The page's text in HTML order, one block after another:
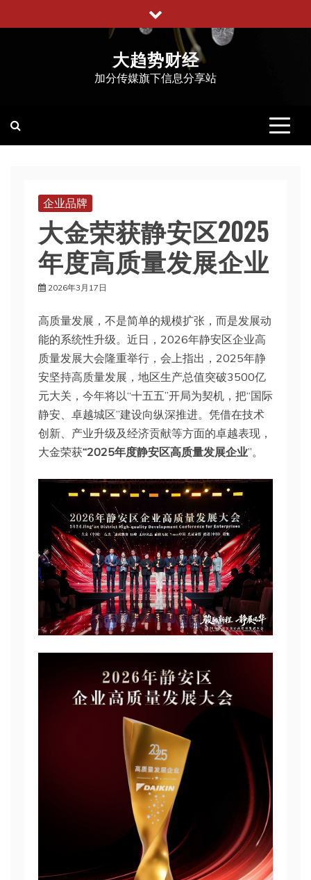
至
大趋势财经
加分传媒旗下信息分享站
企业品牌
大金荣获静安区2025
年度高质量发展企业
2026年3月17日
高质量发展，不是简单的规模扩张，而是发展动
能的系统性升级。近日，2026年静安区企业高
质量发展大会隆重举行，会上指出，2025年静
安坚持高质量发展，地区生产总值突破3500亿
元大关，今年将以“十五五”开局为契机，把“国际
静安、卓越城区”建设向纵深推进。凭借在技术
创新、产业升级及经济贡献等方面的卓越表现，
大金荣获“2025年度静安区高质量发展企业”。